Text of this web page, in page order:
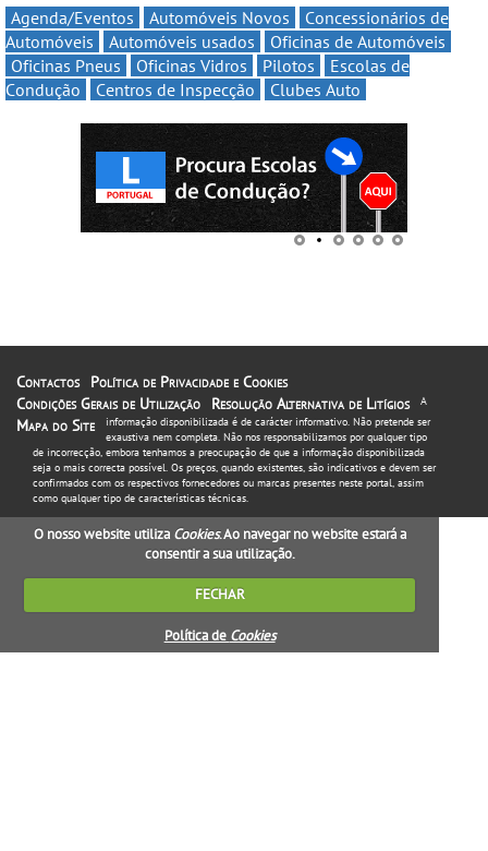
Agenda/Eventos Automóveis Novos
Concessionários de
Automóveis
Automóveis usados
Oficinas de Automóveis
Oficinas Pneus
Oficinas Vidros Pilotos
Escolas de
Condução
Centros de Inspecção Clubes Auto
Contactos
Política de Privacidade e Cookies
Condições Gerais de Utilização
Resolução Alternativa de Litígios
Mapa do Site
A
informação disponibilizada é de carácter informativo. Não pretende ser
exaustiva nem completa. Não nos responsabilizamos por qualquer tipo
de incorrecção, embora tenhamos a preocupação de que a informação disponibilizada
seja o mais correcta possível. Os preços, quando existentes, são indicativos e devem ser
confirmados com os respectivos fornecedores ou marcas presentes neste portal, assim
como qualquer tipo de características técnicas.
O nosso website utiliza Cookies. Ao navegar no website estará a
consentir a sua utilização.
FECHAR
Política de Cookies